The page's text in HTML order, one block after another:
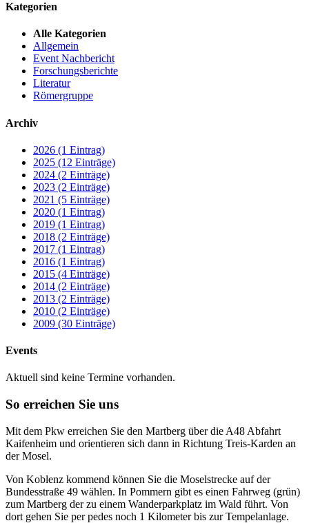
Kategorien
Alle Kategorien
Allgemein
Event Nachbericht
Forschungsberichte
Literatur
Römergruppe
Archiv
2026 (1 Eintrag)
2025 (12 Einträge)
2024 (2 Einträge)
2023 (2 Einträge)
2021 (5 Einträge)
2020 (1 Eintrag)
2019 (1 Eintrag)
2018 (2 Einträge)
2017 (1 Eintrag)
2016 (1 Eintrag)
2015 (4 Einträge)
2014 (2 Einträge)
2013 (2 Einträge)
2010 (2 Einträge)
2009 (30 Einträge)
Events
Aktuell sind keine Termine vorhanden.
So erreichen Sie uns
Mit dem Pkw erreichen Sie den Martberg über die A48 Abfahrt
Kaifenheim und orientieren sich dann in Richtung Treis-Karden an
der Mosel.
Von Koblenz kommend können Sie die Moselstrecke auf der
Bundesstraße 49 wählen. In Pommern gibt es einen Fahrweg (grün)
zum Martberg der zu einem Wanderparkplatz im Wald führt. Von
dort gehen Sie per pedes noch 1 Kilometer bis zur Tempelanlage.